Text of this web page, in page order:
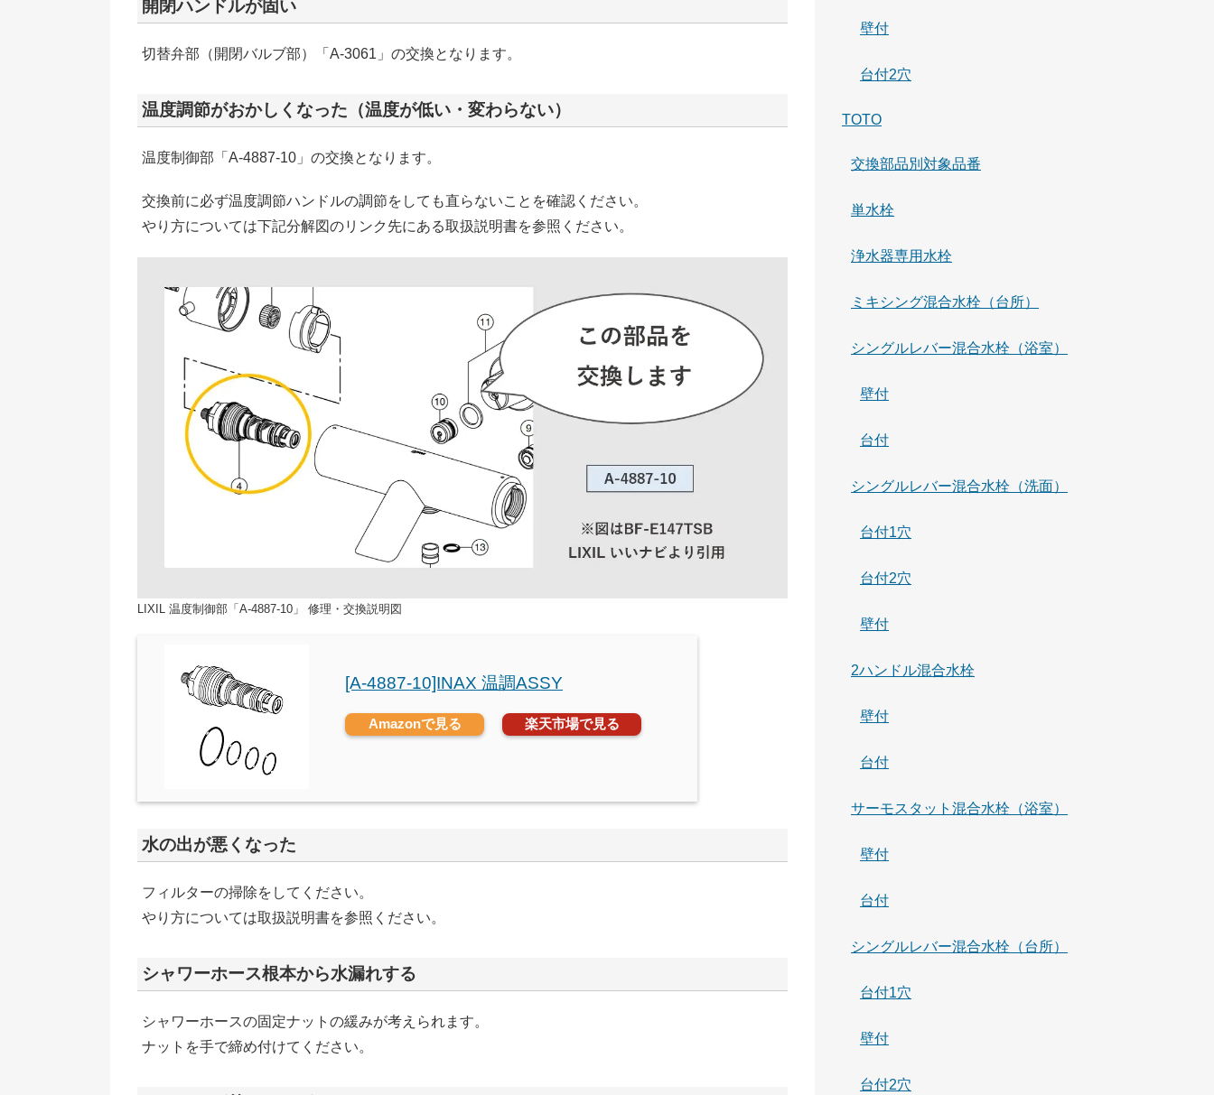
開閉ハンドルが固い
切替弁部（開閉バルブ部）「A-3061」の交換となります。
温度調節がおかしくなった（温度が低い・変わらない）
温度制御部「A-4887-10」の交換となります。
交換前に必ず温度調節ハンドルの調節をしても直らないことを確認ください。
やり方については下記分解図のリンク先にある取扱説明書を参照ください。
LIXIL 温度制御部「A-4887-10」 修理・交換説明図
[A-4887-10]INAX 温調ASSY
Amazonで見る 楽天市場で見る
水の出が悪くなった
フィルターの掃除をしてください。
やり方については取扱説明書を参照ください。
シャワーホース根本から水漏れする
シャワーホースの固定ナットの緩みが考えられます。
ナットを手で締め付けてください。
壁付
台付2穴
TOTO
交換部品別対象品番
単水栓
浄水器専用水栓
ミキシング混合水栓（台所）
シングルレバー混合水栓（浴室）
壁付
台付
シングルレバー混合水栓（洗面）
台付1穴
台付2穴
壁付
2ハンドル混合水栓
壁付
台付
サーモスタット混合水栓（浴室）
壁付
台付
シングルレバー混合水栓（台所）
台付1穴
壁付
台付2穴